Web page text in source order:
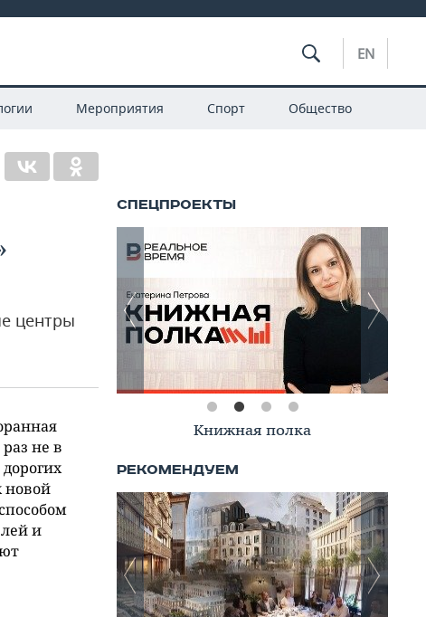
EN
Мероприятия Спорт Общество
центры
не в
новой
и
Книжная полка